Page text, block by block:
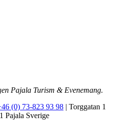
Pajala Turism & Evenemang.
(0) 73-823 93 98 | Torggatan 1
Pajala Sverige